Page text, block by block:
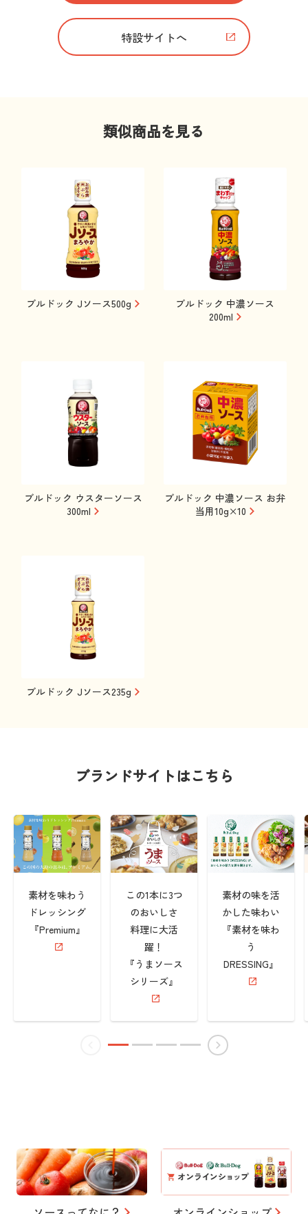
特設サイトへ
類似商品を見る
ブルドック Jソース500g
ブルドック 中濃ソース
200ml
ブルドック ウスターソース
300ml
ブルドック 中濃ソース お弁
当用10g×10
ブルドック Jソース235g
ブランドサイトはこちら
素材を味わう
ドレッシング
『Premium』
この1本に3つ
のおいしさ
料理に大活
躍！
『うまソース
シリーズ』
素材の味を活
かした味わい
『素材を味わ
う
DRESSING』